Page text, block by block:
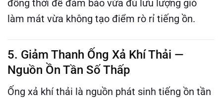
đồng thời để đảm bảo vừa đủ lưu lượng gió
làm mát vừa không tạo điểm rò rỉ tiếng ồn.
5. Giảm Thanh Ống Xả Khí Thải —
Nguồn Ồn Tần Số Thấp
Ống xả khí thải là nguồn phát sinh tiếng ồn tần